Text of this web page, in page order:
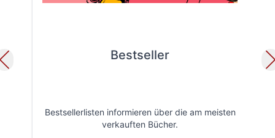
Bestseller
Bestsellerlisten informieren über die am meisten
verkauften Bücher.